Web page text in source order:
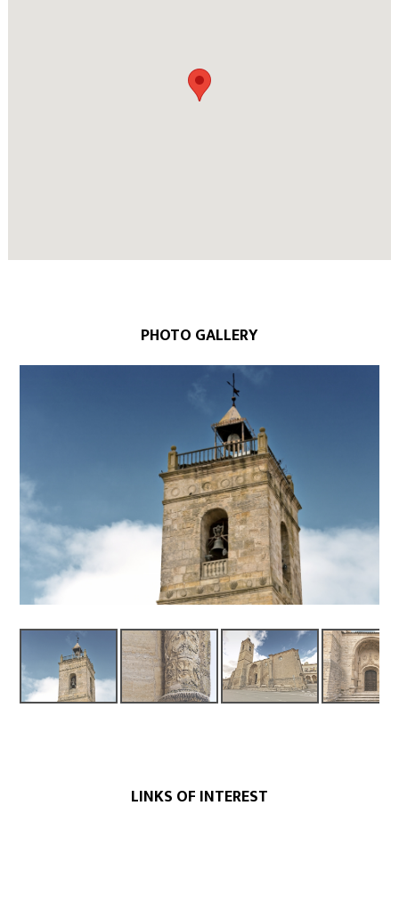
PHOTO GALLERY
LINKS OF INTEREST